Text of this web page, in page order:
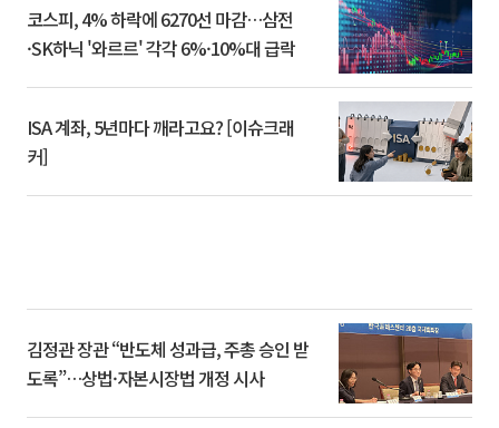
코스피, 4% 하락에 6270선 마감…삼전
·SK하닉 '와르르' 각각 6%·10%대 급락
ISA 계좌, 5년마다 깨라고요? [이슈크래
커]
김정관 장관 “반도체 성과급, 주총 승인 받
도록”…상법·자본시장법 개정 시사